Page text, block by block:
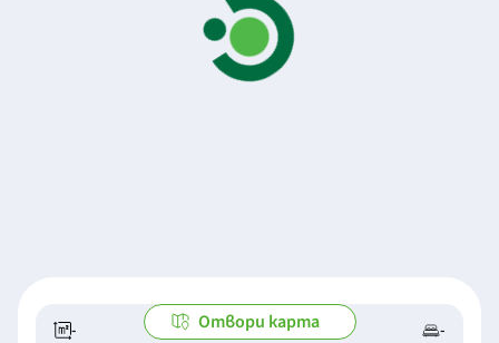
- -/- -
Отвори карта